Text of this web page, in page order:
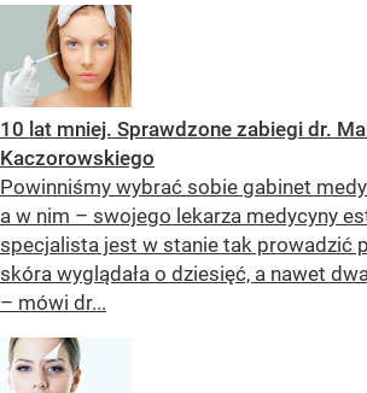
10 lat mniej. Sprawdzone zabiegi dr.
Kaczorowskiego
Powinniśmy wybrać sobie gabinet
a w nim – swojego lekarza medycyny
specjalista jest w stanie tak prowadzić
skóra wyglądała o dziesięć, a nawet
– mówi dr...